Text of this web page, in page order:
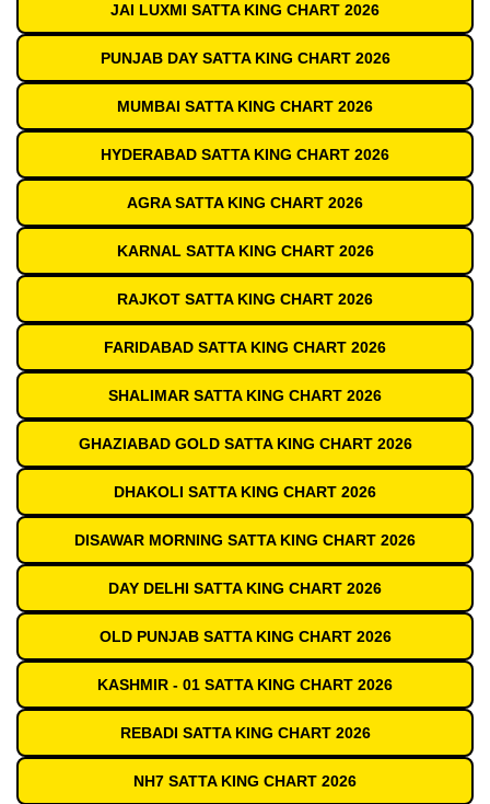
JAI LUXMI SATTA KING CHART 2026
PUNJAB DAY SATTA KING CHART 2026
MUMBAI SATTA KING CHART 2026
HYDERABAD SATTA KING CHART 2026
AGRA SATTA KING CHART 2026
KARNAL SATTA KING CHART 2026
RAJKOT SATTA KING CHART 2026
FARIDABAD SATTA KING CHART 2026
SHALIMAR SATTA KING CHART 2026
GHAZIABAD GOLD SATTA KING CHART 2026
DHAKOLI SATTA KING CHART 2026
DISAWAR MORNING SATTA KING CHART 2026
DAY DELHI SATTA KING CHART 2026
OLD PUNJAB SATTA KING CHART 2026
KASHMIR - 01 SATTA KING CHART 2026
REBADI SATTA KING CHART 2026
NH7 SATTA KING CHART 2026